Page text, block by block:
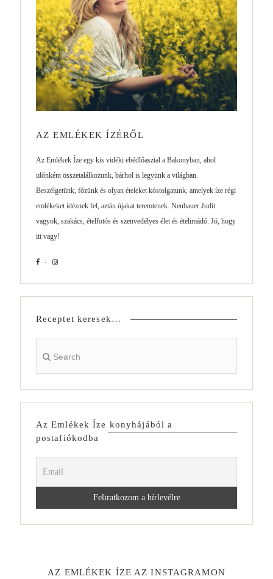
AZ EMLÉKEK ÍZÉRŐL
Az Emlékek Íze egy kis vidéki ebédlőasztal a Bakonyban, ahol
időnként összetalálkozunk, bárhol is legyünk a világban.
Beszélgetünk, főzünk és olyan ételeket kóstolgatunk, amelyek íze régi
emlékeket idéznek fel, aztán újakat teremtenek. Neubauer Judit
vagyok, szakács, ételfotós és szenvedélyes élet és ételimádó. Jó, hogy
itt vagy!
Receptet keresek…
Az Emlékek Íze konyhájából a
postafiókodba
AZ EMLÉKEK ÍZE AZ INSTAGRAMON